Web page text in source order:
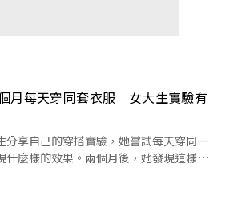
月每天穿同套衣服 女大生實驗有
分享自己的穿搭實驗，她嘗試每天穿同一
什麼樣的效果。兩個月後，她發現這樣的
在推特上和網友分享。